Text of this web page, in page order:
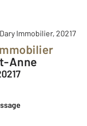
Anne